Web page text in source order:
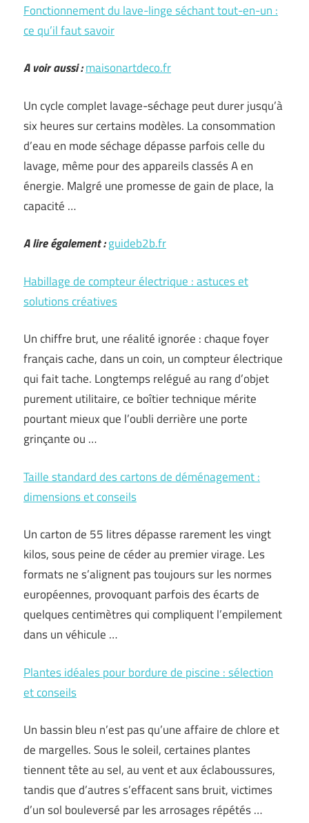
Fonctionnement du lave-linge séchant tout-en-un :
ce qu’il faut savoir
A voir aussi :maisonartdeco.fr
Un cycle complet lavage-séchage peut durer jusqu’à
six heures sur certains modèles. La consommation
d’eau en mode séchage dépasse parfois celle du
lavage, même pour des appareils classés A en
énergie. Malgré une promesse de gain de place, la
capacité …
A lire également :guideb2b.fr
Habillage de compteur électrique : astuces et
solutions créatives
Un chiffre brut, une réalité ignorée : chaque foyer
français cache, dans un coin, un compteur électrique
qui fait tache. Longtemps relégué au rang d’objet
purement utilitaire, ce boîtier technique mérite
pourtant mieux que l’oubli derrière une porte
grinçante ou …
Taille standard des cartons de déménagement :
dimensions et conseils
Un carton de 55 litres dépasse rarement les vingt
kilos, sous peine de céder au premier virage. Les
formats ne s’alignent pas toujours sur les normes
européennes, provoquant parfois des écarts de
quelques centimètres qui compliquent l’empilement
dans un véhicule …
Plantes idéales pour bordure de piscine : sélection
et conseils
Un bassin bleu n’est pas qu’une affaire de chlore et
de margelles. Sous le soleil, certaines plantes
tiennent tête au sel, au vent et aux éclaboussures,
tandis que d’autres s’effacent sans bruit, victimes
d’un sol bouleversé par les arrosages répétés …